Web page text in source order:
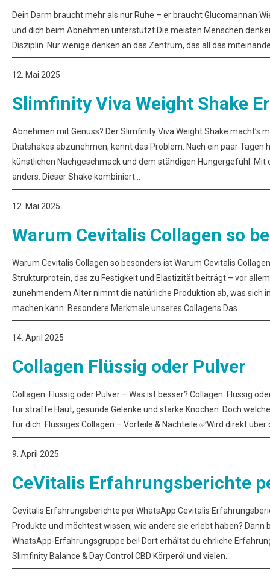
Dein Darm braucht mehr als nur Ruhe – er braucht Glucomannan
und dich beim Abnehmen unterstützt Die meisten Menschen
Disziplin. Nur wenige denken an das Zentrum, das all das
12. Mai 2025
Slimfinity Viva Weight Shake
Abnehmen mit Genuss? Der Slimfinity Viva Weight Shake macht’s
Diätshakes abzunehmen, kennt das Problem: Nach ein paar
künstlichen Nachgeschmack und dem ständigen Hungergefühl.
anders. Dieser Shake kombiniert…
12. Mai 2025
Warum Cevitalis Collagen so
Warum Cevitalis Collagen so besonders ist Warum Cevitalis
Strukturprotein, das zu Festigkeit und Elastizität beiträgt – vor
zunehmendem Alter nimmt die natürliche Produktion ab, was sich
machen kann. Besondere Merkmale unseres Collagens Das…
14. April 2025
Collagen Flüssig oder Pulver
Collagen: Flüssig oder Pulver – Was ist besser? Collagen: Flüssig
für straffe Haut, gesunde Gelenke und starke Knochen. Doch
für dich: Flüssiges Collagen – Vorteile & Nachteile ✅Wird direkt
9. April 2025
CeVitalis Erfahrungsberichte
Cevitalis Erfahrungsberichte per WhatsApp Cevitalis
Produkte und möchtest wissen, wie andere sie erlebt haben?
WhatsApp-Erfahrungsgruppe bei! Dort erhältst du ehrliche
Slimfinity Balance & Day Control CBD Körperöl und vielen…